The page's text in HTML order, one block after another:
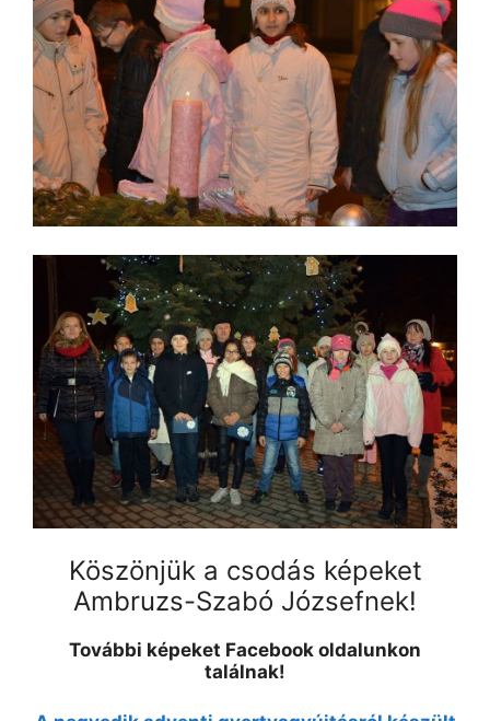
Köszönjük a csodás képeket
Ambruzs-Szabó Józsefnek!
További képeket Facebook oldalunkon
találnak!